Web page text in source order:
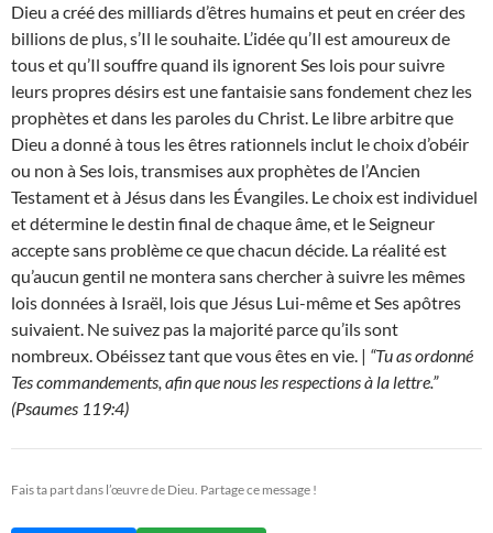
Dieu a créé des milliards d’êtres humains et peut en créer des
billions de plus, s’Il le souhaite. L’idée qu’Il est amoureux de
tous et qu’Il souffre quand ils ignorent Ses lois pour suivre
leurs propres désirs est une fantaisie sans fondement chez les
prophètes et dans les paroles du Christ. Le libre arbitre que
Dieu a donné à tous les êtres rationnels inclut le choix d’obéir
ou non à Ses lois, transmises aux prophètes de l’Ancien
Testament et à Jésus dans les Évangiles. Le choix est individuel
et détermine le destin final de chaque âme, et le Seigneur
accepte sans problème ce que chacun décide. La réalité est
qu’aucun gentil ne montera sans chercher à suivre les mêmes
lois données à Israël, lois que Jésus Lui-même et Ses apôtres
suivaient. Ne suivez pas la majorité parce qu’ils sont
nombreux. Obéissez tant que vous êtes en vie. | “Tu as ordonné
Tes commandements, afin que nous les respections à la lettre.”
(Psaumes 119:4)
Fais ta part dans l’œuvre de Dieu. Partage ce message !